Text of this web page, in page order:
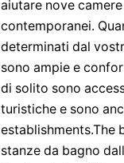
aiutare nove
contemporanei.
determinati dal
sono ampie e
di solito sono
turistiche e sono
establishments.The
stanze da bagno